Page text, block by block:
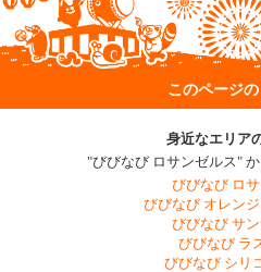
このページ
身近なエリア
"びびなび ロサンゼルス"
びびなび ロ
びびなび オレン
びびなび サ
びびなび ラ
びびなび シリ